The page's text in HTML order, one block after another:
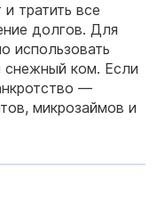
тратить все
долгов. Для
использовать
снежный ком. Если
—
микрозаймов и